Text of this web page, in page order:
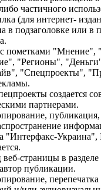
частичного
(для интернет-
в подзаголовке или в
пометками "Мнение",
"Регионы",
"Спецпроекты",
создается
партнерами.
"Интерфакс-Украина",
веб-страницы в
публикации.